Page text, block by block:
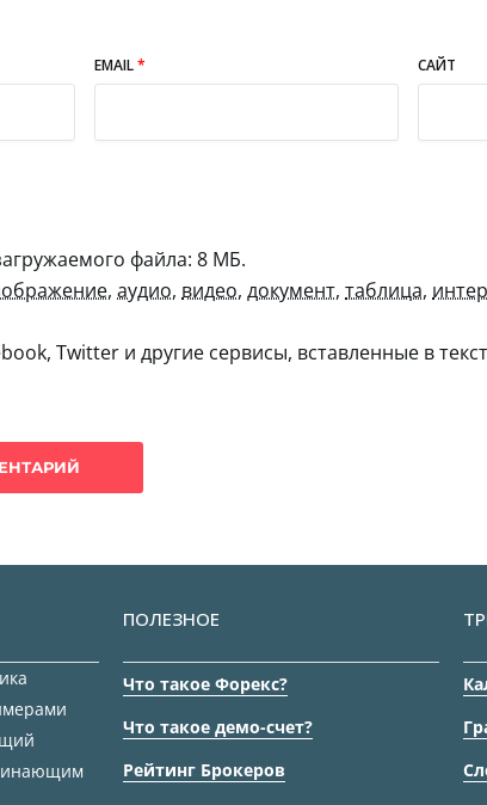
EMAIL* САЙТ
файла: 8 МБ.
, аудио, видео, документ, таблица,
Twitter и другие сервисы, вставленные в
ПОЛЕЗНОЕ
Что такое Форекс?
Что такое демо-счет?
Рейтинг Брокеров